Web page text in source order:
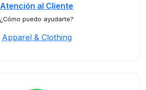
Atención al Cliente
¿Cómo puedo ayudarte?
Apparel & Clothing